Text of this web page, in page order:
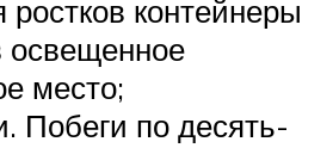
ростков контейнеры
освещенное
место;
Побеги по десять-